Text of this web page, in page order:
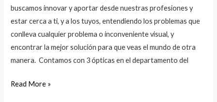
buscamos innovar y aportar desde nuestras profesiones y
estar cerca a ti, y a los tuyos, entendiendo los problemas que
conlleva cualquier problema o inconveniente visual, y
encontrar la mejor solución para que veas el mundo de otra
manera. Contamos con 3 ópticas en el departamento del
NOSOTROS
Read More »